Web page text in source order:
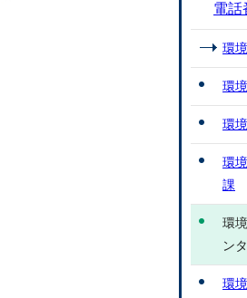
電話
環
環
環
環
課
環
ン
環